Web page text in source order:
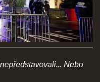
Nebo